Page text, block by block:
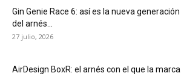
Gin Genie Race 6: así es la nueva generación
del arnés...
27 julio, 2026
AirDesign BoxR: el arnés con el que la marca